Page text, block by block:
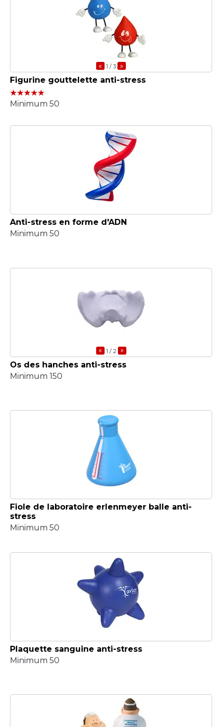
« 1 / 3 »
Figurine gouttelette anti-stress
Minimum 50
Anti-stress en forme d'ADN
Minimum 50
« 1 / 2 »
Os des hanches anti-stress
Minimum 150
Fiole de laboratoire erlenmeyer balle anti-
stress
Minimum 50
Plaquette sanguine anti-stress
Minimum 50